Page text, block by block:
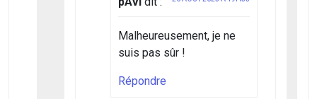
Malheureusement, je ne
suis pas sûr !
Répondre